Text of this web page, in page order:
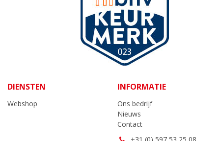
DIENSTEN
Webshop
INFORMATIE
Ons bedrijf
Nieuws
Contact